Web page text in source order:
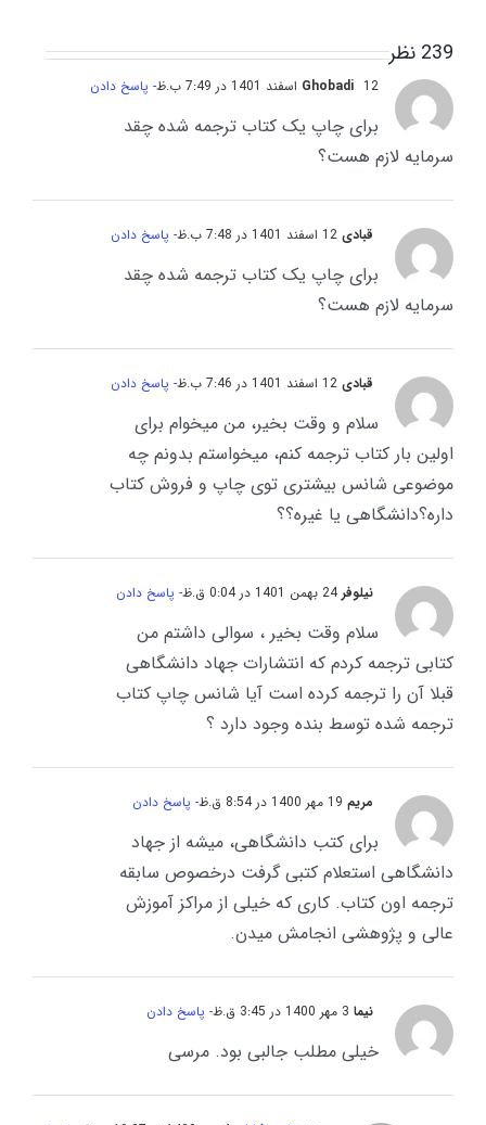
239 نظر
Ghobadi 12 اسفند 1401 در 7:49 ب.ظ - پاسخ دادن
برای چاپ یک کتاب ترجمه شده چقد
سرمایه لازم هست؟
قبادی - پاسخ دادن
برای چاپ یک کتاب ترجمه شده چقد
سرمایه لازم هست؟
قبادی - پاسخ دادن
سلام و وقت بخیر، من میخوام برای
اولین بار کتاب ترجمه کنم، میخواستم بدونم چه
موضوعی شانس بیشتری توی چاپ و فروش کتاب
داره؟دانشگاهی یا غیره؟؟
نیلوفر24 بهمن 1401 در 0:04 ق.ظ - پاسخ دادن
سلام وقت بخیر ، سوالی داشتم من
کتابی ترجمه کردم که انتشارات جهاد دانشگاهی
قبلا آن را ترجمه کرده است آیا شانس چاپ کتاب
ترجمه شده توسط بنده وجود دارد ؟
مریم - پاسخ دادن
برای کتب دانشگاهی، میشه از جهاد
دانشگاهی استعلام کتبی گرفت درخصوص سابقه
ترجمه اون کتاب. کاری که خیلی از مراکز آموزش
عالی و پژوهشی انجامش میدن.
نیما - پاسخ دادن
خیلی مطلب جالبی بود. مرسی